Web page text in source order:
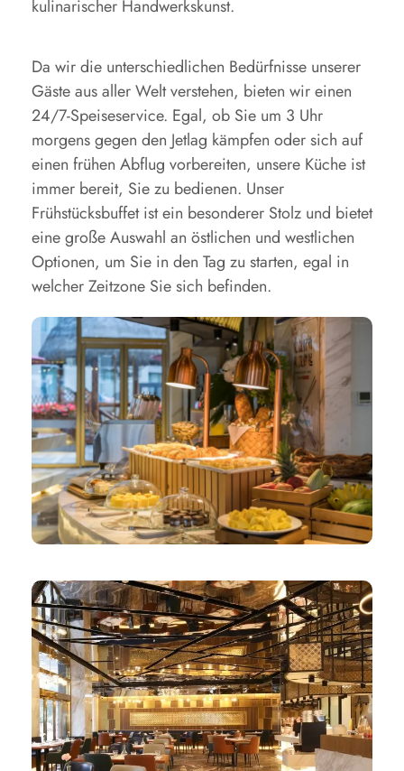
kulinarischer Handwerkskunst.
Da wir die unterschiedlichen Bedürfnisse unserer
Gäste aus aller Welt verstehen, bieten wir einen
24/7-Speiseservice. Egal, ob Sie um 3 Uhr
morgens gegen den Jetlag kämpfen oder sich auf
einen frühen Abflug vorbereiten, unsere Küche ist
immer bereit, Sie zu bedienen. Unser
Frühstücksbuffet ist ein besonderer Stolz und bietet
eine große Auswahl an östlichen und westlichen
Optionen, um Sie in den Tag zu starten, egal in
welcher Zeitzone Sie sich befinden.